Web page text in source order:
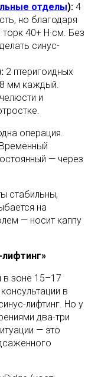
отделы): 4
но благодаря
40+ Н·см. Без
синус-
2 птеригоидных
мм каждый.
и
операция.
— через
стабильны,
на
— носит каппу
лифтинг»
в зоне 15–17
в
лифтинг. Но у
два-три
— это